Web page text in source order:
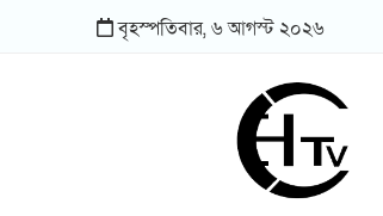
বৃহস্পতিবার,৬আগস্ট ২০২৬